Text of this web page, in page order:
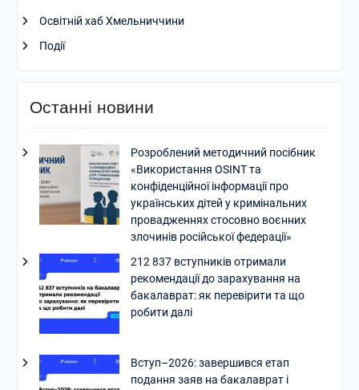
Освітній хаб Хмельниччини
Події
Останні новини
Розроблений методичний посібник
«Використання OSINT та
конфіденційної інформації про
українських дітей у кримінальних
провадженнях стосовно воєнних
злочинів російської федерації»
212 837 вступників отримали
рекомендації до зарахування на
бакалаврат: як перевірити та що
робити далі
Вступ–2026: завершився етап
подання заяв на бакалаврат і